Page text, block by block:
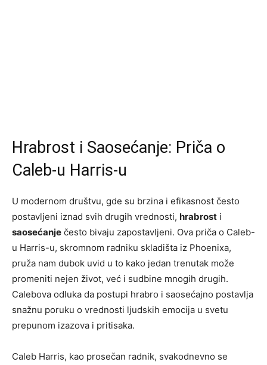
Hrabrost i Saosećanje: Priča o
Caleb-u Harris-u
U modernom društvu, gde su brzina i efikasnost često
postavljeni iznad svih drugih vrednosti, hrabrost i
saosećanje često bivaju zapostavljeni. Ova priča o Caleb-
u Harris-u, skromnom radniku skladišta iz Phoenixa,
pruža nam dubok uvid u to kako jedan trenutak može
promeniti nejen život, već i sudbine mnogih drugih.
Calebova odluka da postupi hrabro i saosećajno postavlja
snažnu poruku o vrednosti ljudskih emocija u svetu
prepunom izazova i pritisaka.
Caleb Harris, kao prosečan radnik, svakodnevno se